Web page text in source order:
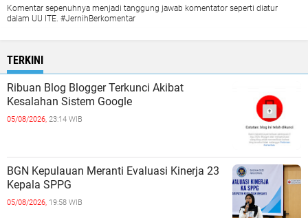
Komentar sepenuhnya menjadi tanggung jawab komentator seperti diatur
dalam UU ITE. #JernihBerkomentar
TERKINI
Ribuan Blog Blogger Terkunci Akibat
Kesalahan Sistem Google
05/08/2026, 23:14 WIB
BGN Kepulauan Meranti Evaluasi Kinerja 23
Kepala SPPG
05/08/2026, 19:58 WIB